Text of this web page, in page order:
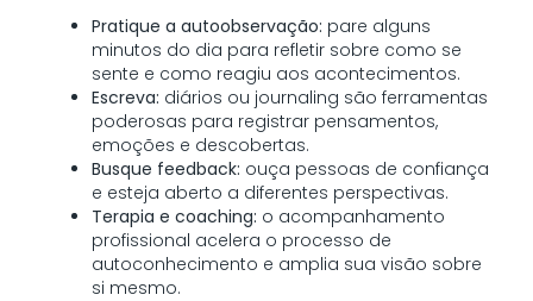
Pratique a autoobservação: pare alguns
minutos do dia para refletir sobre como se
sente e como reagiu aos acontecimentos.
Escreva: diários ou journaling são ferramentas
poderosas para registrar pensamentos,
emoções e descobertas.
Busque feedback: ouça pessoas de confiança
e esteja aberto a diferentes perspectivas.
Terapia e coaching: o acompanhamento
profissional acelera o processo de
autoconhecimento e amplia sua visão sobre
si mesmo.